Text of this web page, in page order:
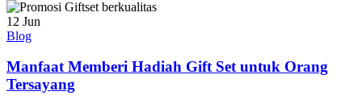
12 Jun
Blog
Manfaat Memberi Hadiah Gift Set untuk Orang
Tersayang